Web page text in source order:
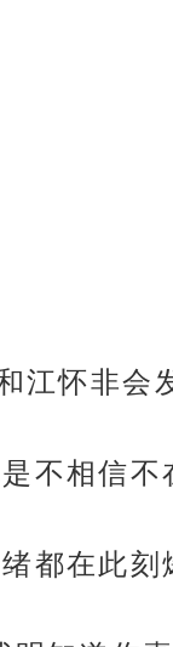
江怀非会
不相信不
都在此刻